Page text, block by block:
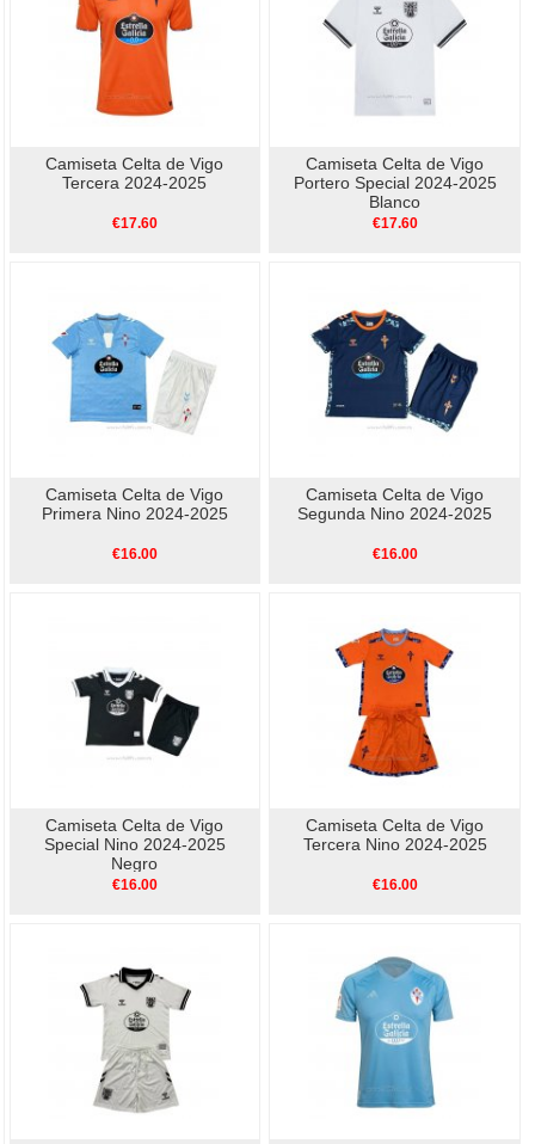
Camiseta Celta de Vigo
Tercera 2024-2025
€17.60
Camiseta Celta de Vigo
Portero Special 2024-2025
Blanco
€17.60
Camiseta Celta de Vigo
Primera Nino 2024-2025
€16.00
Camiseta Celta de Vigo
Segunda Nino 2024-2025
€16.00
Camiseta Celta de Vigo
Special Nino 2024-2025
Negro
€16.00
Camiseta Celta de Vigo
Tercera Nino 2024-2025
€16.00